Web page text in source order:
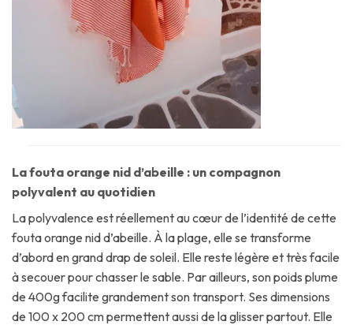
La fouta orange nid d’abeille : un compagnon
polyvalent au quotidien
La polyvalence est réellement au cœur de l’identité de cette
fouta orange nid d’abeille. À la plage, elle se transforme
d’abord en grand drap de soleil. Elle reste légère et très facile
à secouer pour chasser le sable. Par ailleurs, son poids plume
de 400g facilite grandement son transport. Ses dimensions
de 100 x 200 cm permettent aussi de la glisser partout. Elle